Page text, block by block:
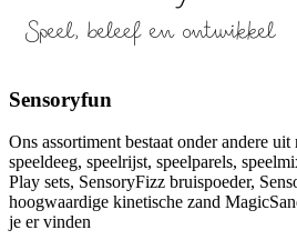
Sensoryfun
Ons assortiment bestaat onder andere
speeldeeg, speelrijst, speelparels,
Play sets, SensoryFizz bruispoeder,
hoogwaardige kinetische zand
je er vinden